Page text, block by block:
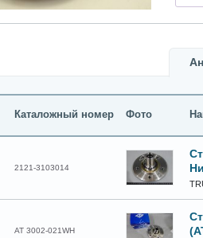
Каталожный номер Фото
2121-3103014
AT 3002-021WH